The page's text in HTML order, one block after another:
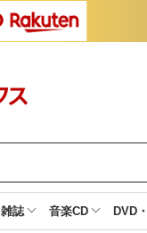
雑誌 音楽CD DVD